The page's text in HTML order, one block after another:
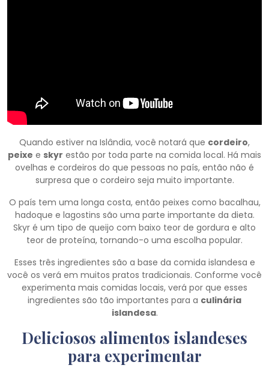
Quando estiver na Islândia, você notará que cordeiro,
peixe e skyr estão por toda parte na comida local. Há mais
ovelhas e cordeiros do que pessoas no país, então não é
surpresa que o cordeiro seja muito importante.
O país tem uma longa costa, então peixes como bacalhau,
hadoque e lagostins são uma parte importante da dieta.
Skyr é um tipo de queijo com baixo teor de gordura e alto
teor de proteína, tornando-o uma escolha popular.
Esses três ingredientes são a base da comida islandesa e
você os verá em muitos pratos tradicionais. Conforme você
experimenta mais comidas locais, verá por que esses
ingredientes são tão importantes para a culinária
islandesa.
Deliciosos alimentos islandeses
para experimentar